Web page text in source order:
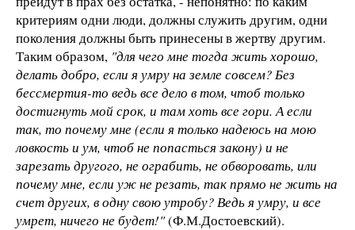
критериям одни люди, должны служить другим, одни
поколения должны быть принесены в жертву другим.
Таким образом, "для чего мне тогда жить хорошо,
делать добро, если я умру на земле совсем? Без
бессмертия-то ведь все дело в том, чтоб только
достигнуть мой срок, и там хоть все гори. А если
так, то почему мне (если я только надеюсь на мою
ловкость и ум, чтоб не попасться закону) и не
зарезать другого, не ограбить, не обворовать, или
почему мне, если уж не резать, так прямо не жить на
счет других, в одну свою утробу? Ведь я умру, и все
умрет, ничего не будет!"(Ф.М.Достоевский).